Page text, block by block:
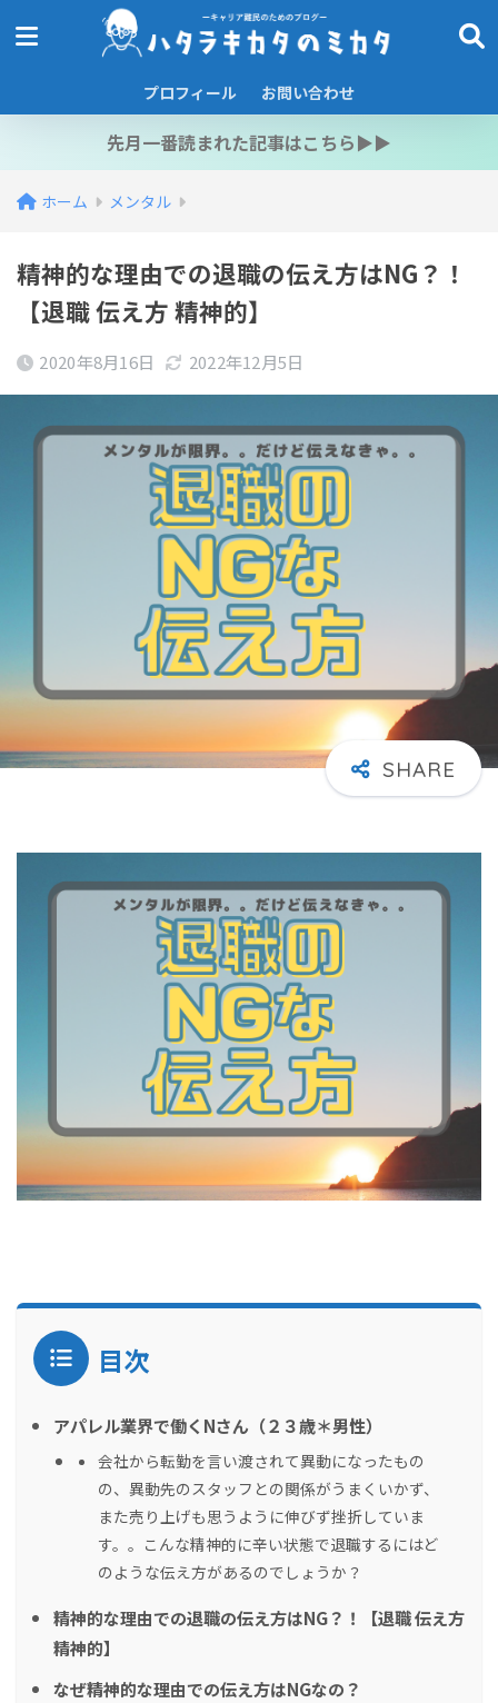
プロフィール お問い合わせ
先月一番読まれた記事はこちら▶︎▶︎
ホーム メンタル
精神的な理由での退職の伝え方はNG？！
【退職 伝え方 精神的】
2020年8月16日 2022年12月5日
目次
アパレル業界で働くNさん（２３歳＊男性）
会社から転勤を言い渡されて異動になったもの
の、異動先のスタッフとの関係がうまくいかず、
また売り上げも思うように伸びず挫折していま
す。。こんな精神的に辛い状態で退職するにはど
のような伝え方があるのでしょうか？
精神的な理由での退職の伝え方はNG？！【退職 伝え方
精神的】
なぜ精神的な理由での伝え方はNGなの？